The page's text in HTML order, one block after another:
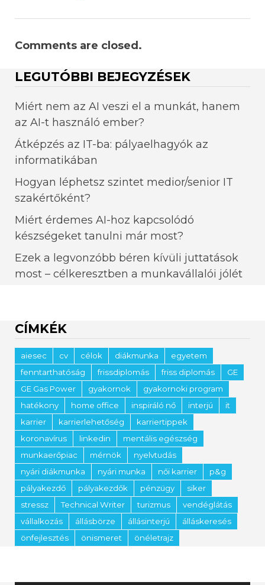
Comments are closed.
LEGUTÓBBI BEJEGYZÉSEK
Miért nem az AI veszi el a munkát, hanem
az AI-t használó ember?
Átképzés az IT-ba: pályaelhagyók az
informatikában
Hogyan léphetsz szintet medior/senior IT
szakértőként?
Miért érdemes AI-hoz kapcsolódó
készségeket tanulni már most?
Ezek a legvonzóbb béren kívüli juttatások
most – célkeresztben a munkavállalói jólét
CÍMKÉK
aiesec cv célok diákmunka
egyetem
fenntarthatóság
frissdiplomás friss diplomás
GE
GE Gas Power
gyakornok
gyakornoki program
hatékony
home office inspiráló nő interjú
it
karrier
karrierlehetőség
karriertippek
koronavírus
linkedin
mentális egészség
munkaerőpiac
mérnök
nyelvtudás
nyári diákmunka
nyári munka női karrier
p&g
pályakezdő
pályakezdők pénzügy
siker
stressz
Technical Writer turizmus
vendéglátás
vállalkozás
állásbörze állásinterjú
álláskeresés
önfejlesztés
önismeret önéletrajz